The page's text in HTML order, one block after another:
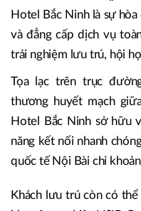
Hotel Bắc Ninh là sự
và đẳng cấp dịch vụ
trải nghiệm lưu trú, hội
Tọa lạc trên trục
thương huyết mạch
Hotel Bắc Ninh sở hữu
năng kết nối nhanh
quốc tế Nội Bài chỉ
Khách lưu trú còn có